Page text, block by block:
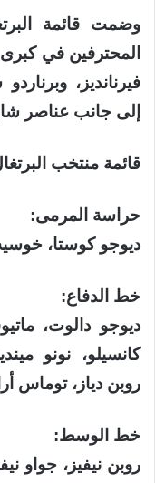
وضمت قائمة
المحترفين في كبرى
فيرنانديز،
إلى جانب عناصر
قائمة منتخب
حراسة المرمى:
ديوجو كوستا،
خط الدفاع:
ديوجو دالوت،
كانسيلو، نونو
روبن دياز، توماس
خط الوسط:
روبن نيفيز، جواو